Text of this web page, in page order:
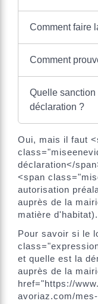
Comment faire
Comment
Quelle
déclaration ?
Oui, mais il faut
déclaration</
<span
autorisation
auprès de la
matière d'habitat).
Pour savoir si le
et quelle est la
auprès de la
href="https://
avoriaz.com/